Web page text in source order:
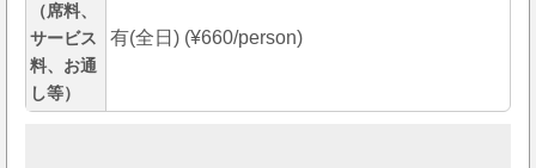
（席料、
サービス
料、お通
し等）
有(全日) (¥660/person)